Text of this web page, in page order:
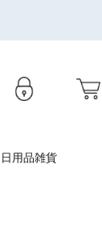
日用品雑貨